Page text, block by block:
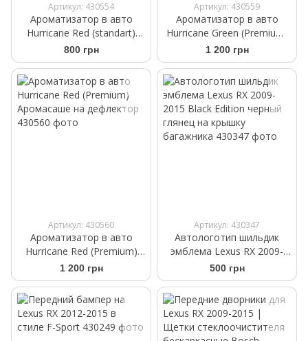
Артикул: 430554
Ароматизатор в авто
Hurricane Red (standart)
Аромасаше на дефлектор
800 грн
Артикул: 430559
Ароматизатор в авто
Hurricane Green (Premium)
Аромасаше на дефлектор
1 200 грн
Артикул: 430560
Ароматизатор в авто
Hurricane Red (Premium)
Аромасаше на дефлектор
1 200 грн
Артикул: 430347
Автологотип шильдик
эмблема Lexus RX 2009-
2015 Black Еdition черный
глянец на крышку
500 грн